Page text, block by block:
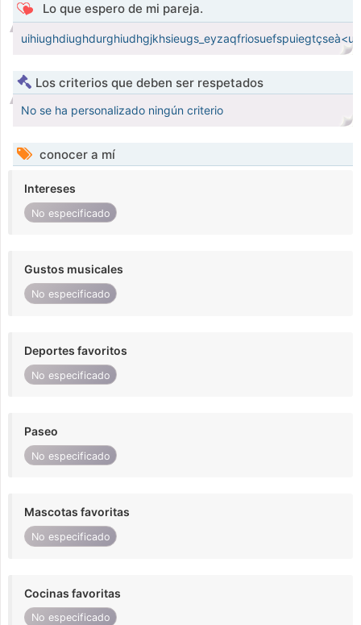
Lo que espero de mi pareja.
Los criterios que deben ser respetados
No se ha personalizado ningún criterio
conocer a mí
Intereses
No especificado
Gustos musicales
No especificado
Deportes favoritos
No especificado
Paseo
No especificado
Mascotas favoritas
No especificado
Cocinas favoritas
No especificado